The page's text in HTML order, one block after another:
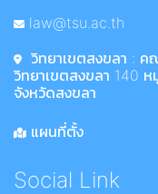
law@tsu.ac.th
วิทยาเขตสงขลา :
วิทยาเขตสงขลา 140 ห
จังหวัดสงขลา
แผนที่ตั้ง
Social Link